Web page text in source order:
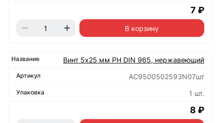
7 ₽
В корзину
Винт 5х25 мм РН DIN 965, нержавеющий
АС9500502593N07шт
1 шт.
8 ₽